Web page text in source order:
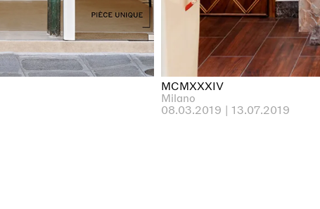
MCMXXXIV
Milano
08.03.2019 | 13.07.2019